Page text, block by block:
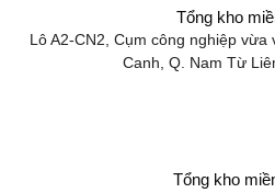
Tổng kho
Lô A2-CN2, Cụm công nghiệp
Canh, Q. Nam Từ
Tổng kho